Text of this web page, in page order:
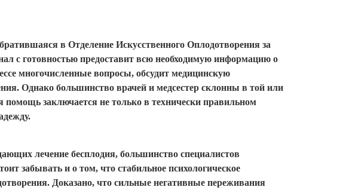
в Отделение Искусственного Оплодотворения за
с готовностью предоставит всю необходимую информацию о
многочисленные вопросы, обсудит медицинскую
Однако большинство врачей и медсестер склонны в той или
заключается не только в технически правильном
лечение бесплодия, большинство специалистов
забывать и о том, что стабильное психологическое
Доказано, что сильные негативные переживания